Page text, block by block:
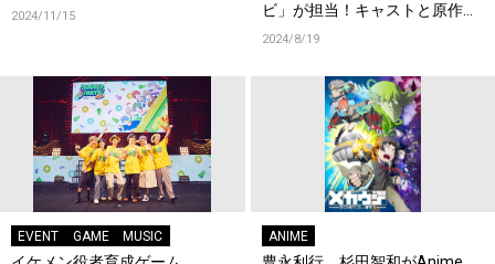
2024/11/15
ビ」が担当！キャストと原作者
が登壇する先行上映会の実施も
2024/8/19
EVENT GAME MUSIC ANIME